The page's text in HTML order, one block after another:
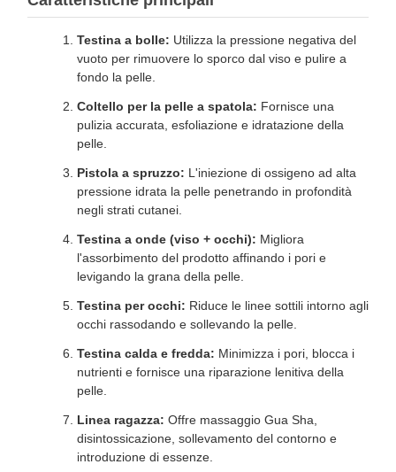
Testina a bolle: Utilizza la pressione negativa del
vuoto per rimuovere lo sporco dal viso e pulire a
fondo la pelle.
Coltello per la pelle a spatola: Fornisce una
pulizia accurata, esfoliazione e idratazione della
pelle.
Pistola a spruzzo: L'iniezione di ossigeno ad alta
pressione idrata la pelle penetrando in profondità
negli strati cutanei.
Testina a onde (viso + occhi): Migliora
l'assorbimento del prodotto affinando i pori e
levigando la grana della pelle.
Testina per occhi: Riduce le linee sottili intorno agli
occhi rassodando e sollevando la pelle.
Testina calda e fredda: Minimizza i pori, blocca i
nutrienti e fornisce una riparazione lenitiva della
pelle.
Linea ragazza: Offre massaggio Gua Sha,
disintossicazione, sollevamento del contorno e
introduzione di essenze.